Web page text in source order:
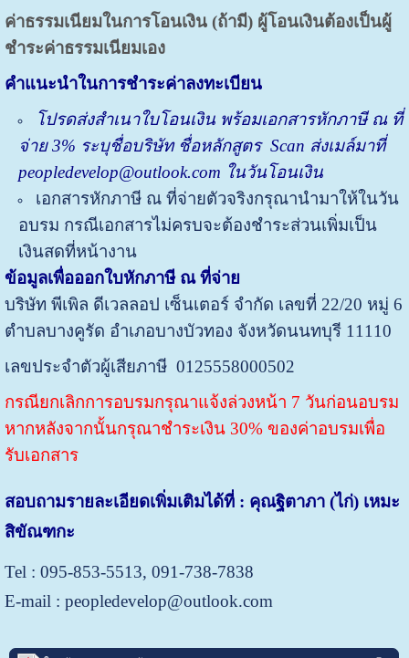
ค่าธรรมเนียมในการโอนเงิน (ถ้ามี) ผู้โอนเงินต้องเป็นผู้
ชำระค่าธรรมเนียมเอง
คำแนะนำในการชำระค่าลงทะเบียน
โปรดส่งสำเนาใบโอนเงิน พร้อมเอกสารหักภาษี ณ ที่
จ่าย3% ระบุชื่อบริษัท ชื่อหลักสูตร Scan ส่งเมล์มาที่
peopledevelop@outlook.com ในวันโอนเงิน
เอกสารหักภาษี ณ ที่จ่ายตัวจริงกรุณานำมาให้ในวัน
อบรม กรณีเอกสารไม่ครบจะต้องชำระส่วนเพิ่มเป็น
เงินสดที่หน้างาน
ข้อมูลเพื่อออกใบหักภาษี ณ ที่จ่าย
บริษัท พีเพิล ดีเวลลอป เซ็นเตอร์ จำกัด เลขที่ 22/20 หมู่ 6
ตำบลบางคูรัด อำเภอบางบัวทอง จังหวัดนนทบุรี 11110
เลขประจำตัวผู้เสียภาษี 0125558000502
กรณียกเลิกการอบรมกรุณาแจ้งล่วงหน้า 7 วันก่อนอบรม
หากหลังจากนั้นกรุณาชำระเงิน 30% ของค่าอบรมเพื่อ
รับเอกสาร
สอบถามรายละเอียดเพิ่มเติมได้ที่ : คุณฐิตาภา (ไก่) เหมะ
สิขัณฑกะ
Tel : 095-853-5513, 091-738-7838
E-mail : peopledevelop@outlook.com